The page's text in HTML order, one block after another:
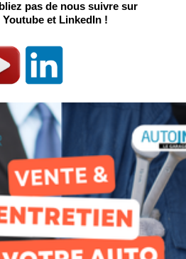
pas de nous suivre sur
et LinkedIn !